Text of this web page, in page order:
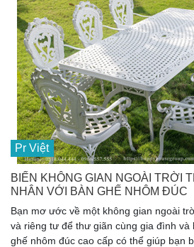
Pr Việt
BIẾN KHÔNG GIAN NGOÀI TRỜI
NHÂN VỚI BÀN GHẾ NHÔM ĐÚC
Bạn mơ ước về một không gian ngoài
và riêng tư để thư giãn cùng gia đình và
ghế nhôm đúc cao cấp có thể giúp bạn